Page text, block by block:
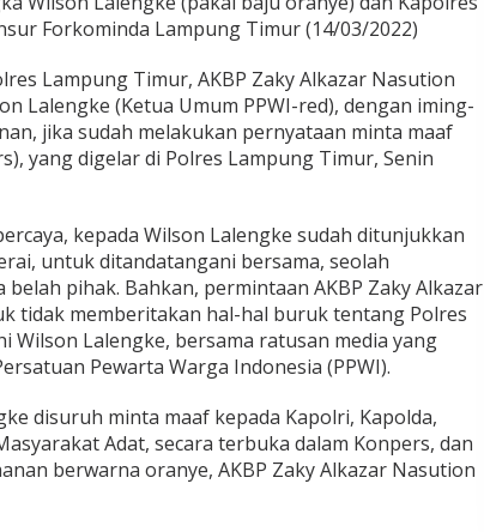
Forkominda Lampung Timur (14/03/2022)
Lampung Timur, AKBP Zaky Alkazar Nasution
Lalengke (Ketua Umum PPWI-red), dengan iming-
jika sudah melakukan pernyataan minta maaf
yang digelar di Polres Lampung Timur, Senin
kepada Wilson Lalengke sudah ditunjukkan
untuk ditandatangani bersama, seolah
pihak. Bahkan, permintaan AKBP Zaky Alkazar
tidak memberitakan hal-hal buruk tentang Polres
Wilson Lalengke, bersama ratusan media yang
Pewarta Warga Indonesia (PPWI).
disuruh minta maaf kepada Kapolri, Kapolda,
Adat, secara terbuka dalam Konpers, dan
berwarna oranye, AKBP Zaky Alkazar Nasution